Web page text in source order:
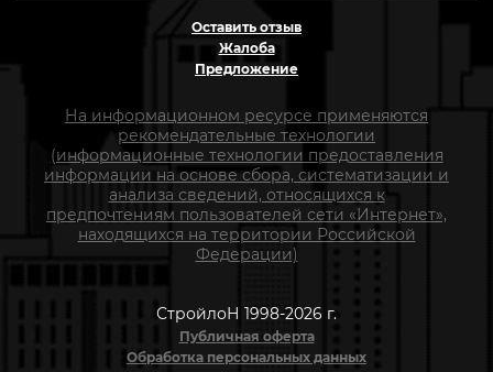
Оставить отзыв
Жалоба
Предложение
На информационном ресурсе применяются
рекомендательные технологии
(информационные технологии предоставления
информации на основе сбора, систематизации и
анализа сведений, относящихся к
предпочтениям пользователей сети «Интернет»,
находящихся на территории Российской
Федерации)
СтройлоН 1998-2026 г.
Публичная оферта
Обработка персональных данных